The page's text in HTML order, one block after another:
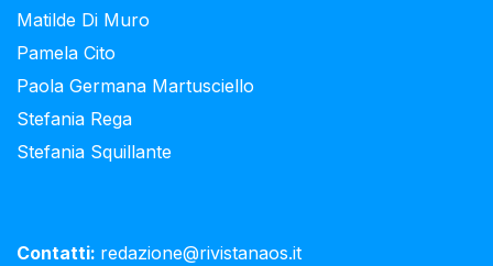
Matilde Di Muro
Pamela Cito
Paola Germana Martusciello
Stefania Rega
Stefania Squillante
Contatti: redazione@rivistanaos.it